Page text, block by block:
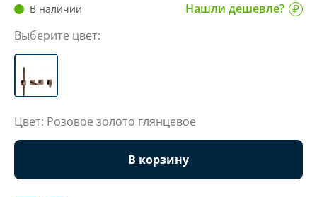
В наличии
Нашли дешевле?
Выберите цвет:
Цвет: Розовое золото глянцевое
В корзину